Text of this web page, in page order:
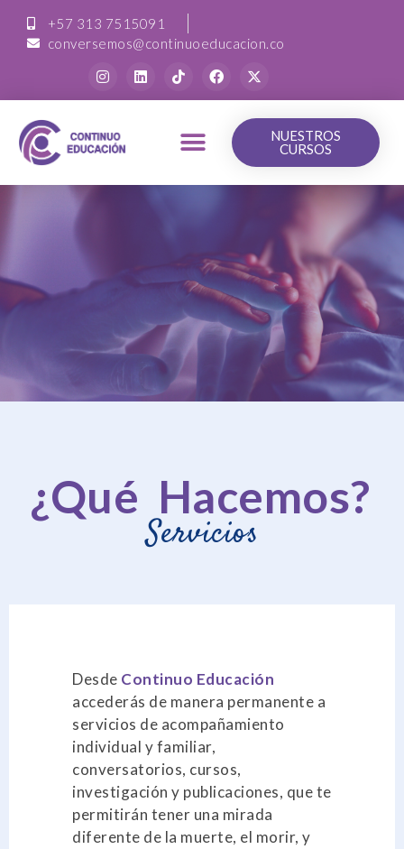
+57 313 7515091
conversemos@continuoeducacion.co
NUESTROS
CURSOS
¿Qué Hacemos?
Servicios
Desde Continuo Educación
accederás de manera permanente a
servicios de acompañamiento
individual y familiar,
conversatorios, cursos,
investigación y publicaciones, que te
permitirán tener una mirada
diferente de la muerte, el morir, y